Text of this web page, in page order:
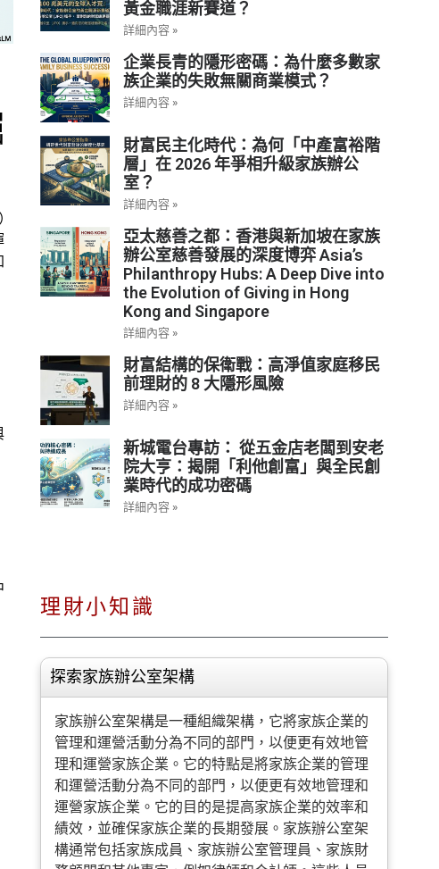
黃金職涯新賽道？
詳細內容 »
企業長青的隱形密碼：為什麼多數家
族企業的失敗無關商業模式？
詳細內容 »
財富民主化時代：為何「中產富裕階
層」在 2026 年爭相升級家族辦公
室？
詳細內容 »
亞太慈善之都：香港與新加坡在家族
辦公室慈善發展的深度博弈 Asia’s
Philanthropy Hubs: A Deep Dive into
the Evolution of Giving in Hong
Kong and Singapore
詳細內容 »
財富結構的保衛戰：高淨值家庭移民
前理財的 8 大隱形風險
詳細內容 »
新城電台專訪： 從五金店老闆到安老
院大亨：揭開「利他創富」與全民創
業時代的成功密碼
詳細內容 »
理財小知識
探索家族辦公室架構
家族辦公室架構是一種組織架構，它將家族企業的
管理和運營活動分為不同的部門，以便更有效地管
理和運營家族企業。它的特點是將家族企業的管理
和運營活動分為不同的部門，以便更有效地管理和
運營家族企業。它的目的是提高家族企業的效率和
績效，並確保家族企業的長期發展。家族辦公室架
構通常包括家族成員、家族辦公室管理員、家族財